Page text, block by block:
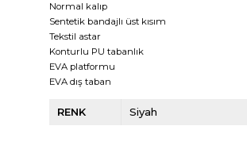
Normal kalıp
Sentetik bandajlı üst kısım
Tekstil astar
Konturlu PU tabanlık
EVA platformu
EVA dış taban
RENK Siyah